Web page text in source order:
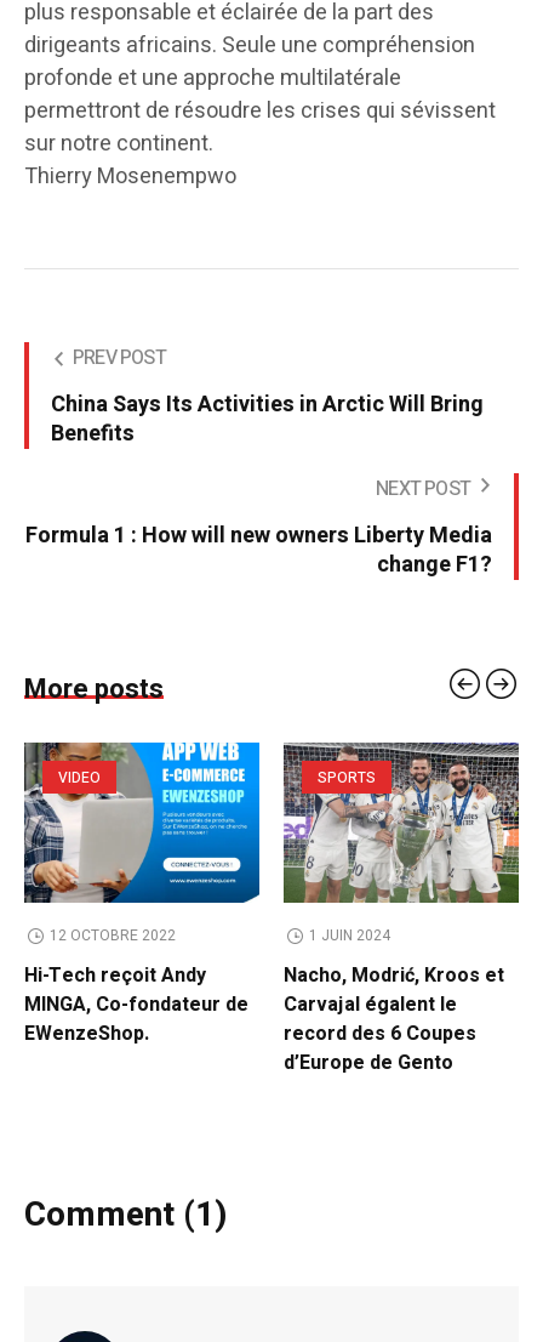
plus responsable et éclairée de la part des
dirigeants africains. Seule une compréhension
profonde et une approche multilatérale
permettront de résoudre les crises qui sévissent
sur notre continent.
Thierry Mosenempwo
PREV POST
China Says Its Activities in Arctic Will Bring
Benefits
NEXT POST
Formula 1 : How will new owners Liberty Media
change F1?
More posts
VIDEO
12 OCTOBRE 2022
Hi-Tech reçoit Andy
MINGA, Co-fondateur de
EWenzeShop.
SPORTS
1 JUIN 2024
Nacho, Modrić, Kroos et
Carvajal égalent le
record des 6 Coupes
d’Europe de Gento
Comment (1)